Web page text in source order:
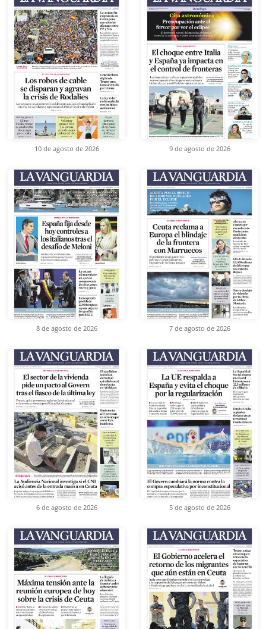
10 de agosto de 2026 9 de agosto de 2026
8 de agosto de 2026 7 de agosto de 2026
6 de agosto de 2026 5 de agosto de 2026